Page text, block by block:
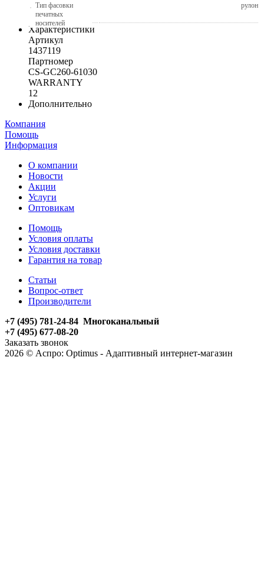
Тип фасовки
печатных
носителей
рулон
Характеристики
Артикул
1437119
Партномер
CS-GC260-61030
WARRANTY
12
Дополнительно
Компания
Помощь
Информация
О компании
Новости
Акции
Услуги
Оптовикам
Помощь
Условия оплаты
Условия доставки
Гарантия на товар
Статьи
Вопрос-ответ
Производители
+7 (495) 781-24-84 Многоканальный
+7 (495) 677-08-20
Заказать звонок
2026 © Аспро: Optimus - Адаптивный интернет-магазин